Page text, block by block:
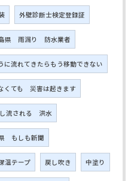
外壁診断士検定登録証
県 雨漏り 防水業者
に流れてきたらもう移動できない
くても 災害は起きます
流される 洪水
もしも新聞
温テープ 戻し吹き 中塗り